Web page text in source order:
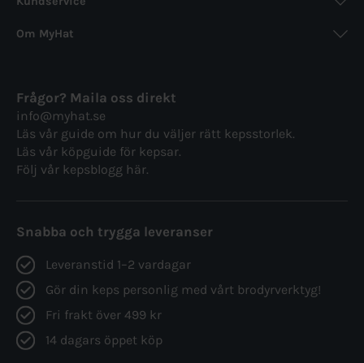
Om MyHat
Frågor? Maila oss direkt
info@myhat.se
Läs vår guide om hur du väljer rätt kepsstorlek.
Läs vår köpguide för kepsar.
Följ vår kepsblogg här.
Snabba och trygga leveranser
Leveranstid 1–2 vardagar
Gör din keps personlig med vårt brodyrverktyg!
Fri frakt över 499 kr
14 dagars öppet köp